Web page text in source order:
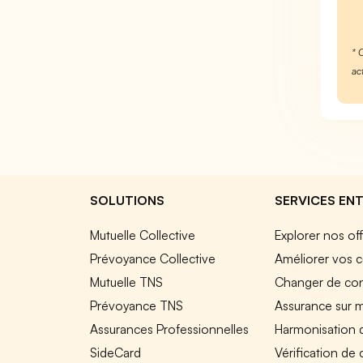
*
SOLUTIONS
Mutuelle Collective
Prévoyance Collective
Mutuelle TNS
Prévoyance TNS
Assurances Professionnelles
SideCard
SERVICES
Explorer nos
Améliorer vos
Changer de
Assurance sur
Harmonisation
Vérification de